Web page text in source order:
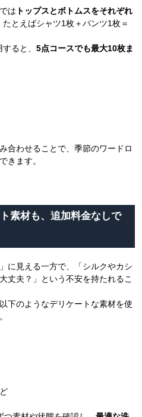
は トップスとボトムスをそれぞれ
たとえばシャツ1枚＋パンツ1枚＝
ると、 5点コースでも最大10枚ま
合わせることで、季節のワードロ
きます。
素材も、追加料金なしで
に見える一方で、「シルクやカシ
丈夫？」という不安を持たれるこ
下のようなデリケートな素材を使